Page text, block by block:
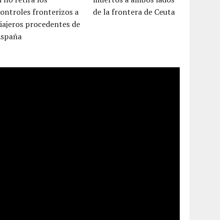
fronterizos a
procedentes de
de la frontera de Ceuta